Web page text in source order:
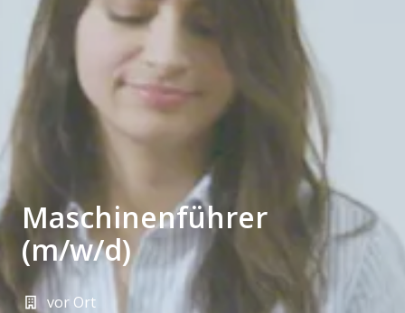
Maschinenführer
(m/w/d)
vor Ort